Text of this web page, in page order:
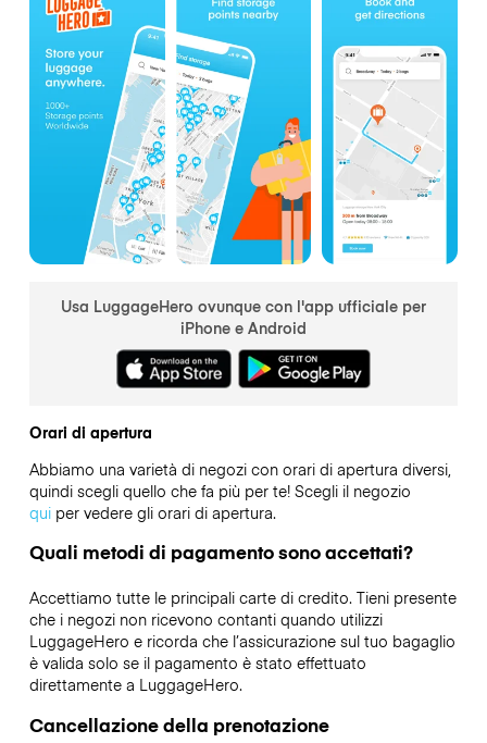
Usa LuggageHero ovunque con l'app ufficiale per
iPhone e Android
Orari di apertura
Abbiamo una varietà di negozi con orari di apertura diversi,
quindi scegli quello che fa più per te! Scegli il negozio
quiper vedere gli orari di apertura.
Quali metodi di pagamento sono accettati?
Accettiamo tutte le principali carte di credito. Tieni presente
che i negozi non ricevono contanti quando utilizzi
LuggageHero e ricorda che l’assicurazione sul tuo bagaglio
è valida solo se il pagamento è stato effettuato
direttamente a LuggageHero.
Cancellazione della prenotazione